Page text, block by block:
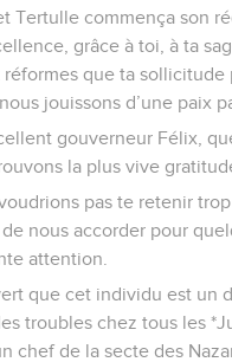
Tertulle commença son
grâce à toi, à ta
que ta sollicitude
jouissons d’une paix
gouverneur Félix,
la plus vive
pas te retenir
nous accorder pour
attention.
que cet individu est un
troubles chez tous les
chef de la secte des